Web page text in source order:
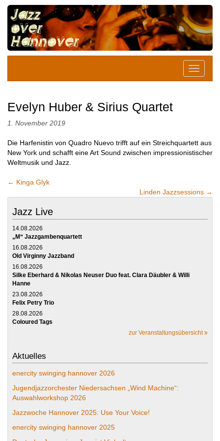
Evelyn Huber & Sirius Quartet
1. November 2019
Die Harfenistin von Quadro Nuevo trifft auf ein Streichquartett aus
New York und schafft eine Art Sound zwischen impressionistischer
Weltmusik und Jazz.
← Kinga Glyk
Linden Jazzsessions →
Jazz Live
14.08.2026
„M“ Jazzgambenquartett
16.08.2026
Old Virginny Jazzband
16.08.2026
Silke Eberhard & Nikolas Neuser Duo feat. Clara Däubler & Willi
Hanne
23.08.2026
Felix Petry Trio
28.08.2026
Coloured Tags
zur Veranstaltungsübersicht
Aktuelles
enercity swinging hannover 2026
Jugendjazzorchester Niedersachsen „Wind Machine“:
Auswahlworkshop 2026
Jazzwoche Hannover 2025: Use Your Voice!
enercity swinging hannover 2025